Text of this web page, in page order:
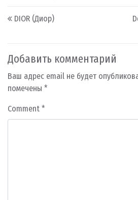
Post navigation
DIOR (Диор)
Добавить комментарий
Ваш адрес email не будет
помечены *
Comment *